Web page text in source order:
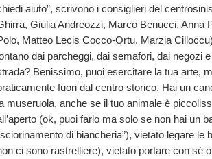
aiuto”, scrivono i consiglieri del
Giulia Andreozzi, Marco Benucci, Anna
Matteo Lecis Cocco-Ortu, Marzia
dai parcheggi, dai semafori, dai negozi
Benissimo, puoi esercitare la tua arte,
fuori dal centro storico. Hai un
museruola, anche se il tuo animale è
(ok, puoi farlo ma solo se non hai un
di biancheria”), vietato legare le
ci sono rastrelliere), vietato portare con sé